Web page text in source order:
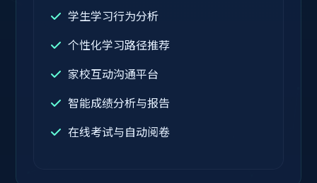
学生学习行为分析
个性化学习路径推荐
家校互动沟通平台
智能成绩分析与报告
在线考试与自动阅卷